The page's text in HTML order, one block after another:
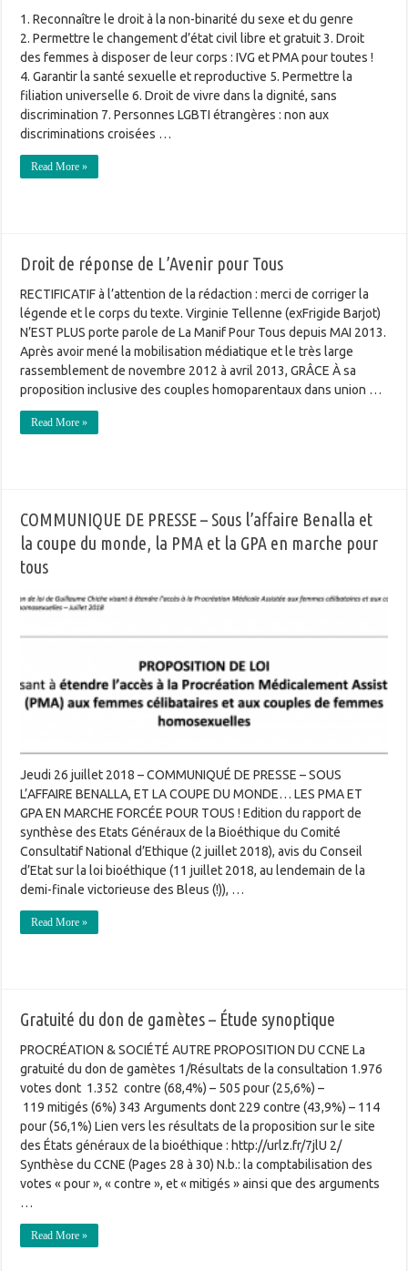
1. Reconnaître le droit à la non-binarité du sexe et du genre
2. Permettre le changement d’état civil libre et gratuit 3. Droit
des femmes à disposer de leur corps : IVG et PMA pour toutes !
4. Garantir la santé sexuelle et reproductive 5. Permettre la
filiation universelle 6. Droit de vivre dans la dignité, sans
discrimination 7. Personnes LGBTI étrangères : non aux
discriminations croisées …
Read More »
Droit de réponse de L’Avenir pour Tous
RECTIFICATIF à l’attention de la rédaction : merci de corriger la
légende et le corps du texte. Virginie Tellenne (exFrigide Barjot)
N’EST PLUS porte parole de La Manif Pour Tous depuis MAI 2013.
Après avoir mené la mobilisation médiatique et le très large
rassemblement de novembre 2012 à avril 2013, GRÂCE À sa
proposition inclusive des couples homoparentaux dans union …
Read More »
COMMUNIQUE DE PRESSE – Sous l’affaire Benalla et
la coupe du monde, la PMA et la GPA en marche pour
tous
Jeudi 26 juillet 2018 – COMMUNIQUÉ DE PRESSE – SOUS
L’AFFAIRE BENALLA, ET LA COUPE DU MONDE… LES PMA ET
GPA EN MARCHE FORCÉE POUR TOUS ! Edition du rapport de
synthèse des Etats Généraux de la Bioéthique du Comité
Consultatif National d’Ethique (2 juillet 2018), avis du Conseil
d’Etat sur la loi bioéthique (11 juillet 2018, au lendemain de la
demi-finale victorieuse des Bleus (!)), …
Read More »
Gratuité du don de gamètes – Étude synoptique
PROCRÉATION & SOCIÉTÉ AUTRE PROPOSITION DU CCNE La
gratuité du don de gamètes 1/Résultats de la consultation 1.976
votes dont 1.352 contre (68,4%) – 505 pour (25,6%) –
119 mitigés (6%) 343 Arguments dont 229 contre (43,9%) – 114
pour (56,1%) Lien vers les résultats de la proposition sur le site
des États généraux de la bioéthique : http://urlz.fr/7jlU 2/
Synthèse du CCNE (Pages 28 à 30) N.b.: la comptabilisation des
votes « pour », « contre », et « mitigés » ainsi que des arguments
…
Read More »